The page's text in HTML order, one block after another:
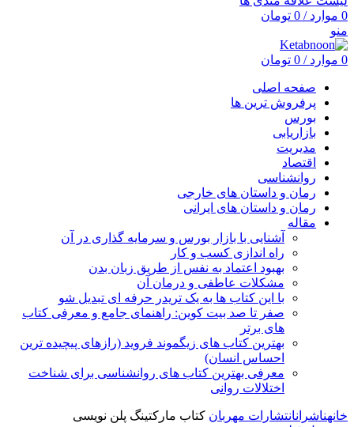
0 موارد /
0 تومان
منو
0 موارد /
0 تومان
صفحه اصلی
پرفروش ترین ها
بورس
بازاریابی
مدیریت
اقتصاد
روانشناسی
رمان و داستان های خارجی
رمان و داستان های ایرانی
مقاله
آشنایی با بازار بورس و سرمایه گذاری در آن
راه اندازی کسب و کار
بهبود اعتماد به نفس از طریق زبان بدن
مشکلات عاطفی و درمان آن
با این کتاب ها به یک تریدر حرفه ای تبدیل شو
صفر تا صد بیت کوین: راهنمای جامع و معرفی کتاب
های برتر
بهترین کتاب های زیگموند فروید (رازهای پیچیده ترین
احساس انسان)
معرفی بهترین کتاب های روانشناسی برای شناخت
اختلالات روانی
خانهناشرانانتشارات مهربان کتاب مارکتینگ پلن نویسی